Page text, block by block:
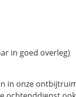
in goed overleg)
in onze